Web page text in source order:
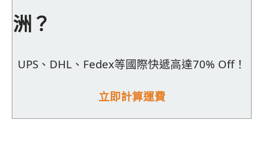
洲？
UPS、DHL、Fedex等國際快遞高達70% Off！
立即計算運費